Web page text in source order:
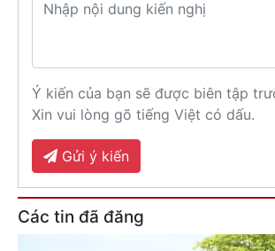
Ý kiến của bạn sẽ được biên tập
Xin vui lòng gõ tiếng Việt có dấu.
Gửi ý kiến
Các tin đã đăng